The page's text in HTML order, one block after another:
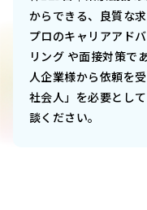
からできる、良質な
プロのキャリアアド
リング や面接対策で
人企業様から依頼を
社会人」を必要とし
談ください。